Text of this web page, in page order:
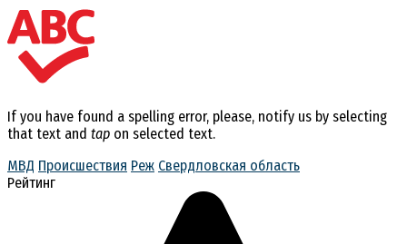
If you have found a spelling error, please, notify us by selecting
that text and tap on selected text.
МВД Происшествия Реж Свердловская область
Рейтинг